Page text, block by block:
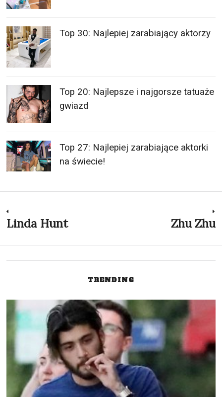
Top 30: Najlepiej zarabiający aktorzy
Top 20: Najlepsze i najgorsze tatuaże
gwiazd
Top 27: Najlepiej zarabiające aktorki
na świecie!
Nawigacja
wpisu
Previous
Linda Hunt Zhu Zhu
TRENDING